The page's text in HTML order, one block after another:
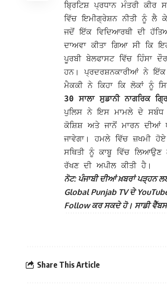
ਬ੍ਰਿਟਿਸ਼ ਪ੍ਰਧਾਨ ਮੰਤਰੀ ਕੀਰ
ਵਿੱਚ ਇਮੀਗ੍ਰੇਸ਼ਨ ਨੀਤੀ ਨੂੰ ਲੈ
ਜਦੋਂ ਇੱਕ ਵਿਦਿਆਰਥੀ ਦੀ
ਦਾਅਵਾ ਕੀਤਾ ਗਿਆ ਸੀ ਕਿ
ਪੂਰਬੀ ਬੇਲਫਾਸਟ ਵਿੱਚ ਹਿੰਸਾ
ਹਨ। ਪ੍ਰਦਰਸ਼ਨਕਾਰੀਆਂ ਨੇ
ਮੈਕਕੀ ਨੇ ਕਿਹਾ ਕਿ ਲੋਕਾਂ ਨੂੰ
30 ਸਾਲਾ ਸੁਡਾਨੀ ਨਾਗਰਿਕ
ਪੁਲਿਸ ਨੇ ਇਸ ਮਾਮਲੇ ਦੇ ਸਬੰਧ
ਕੋਸ਼ਿਸ਼ ਅਤੇ ਜਾਨੋਂ ਮਾਰਨ ਦੀਆਂ
ਜਾਵੇਗਾ। ਹਮਲੇ ਵਿੱਚ ਜ਼ਖਮੀ
ਸਥਿਤੀ ਨੂੰ ਕਾਬੂ ਵਿੱਚ
ਰੱਖਣ ਦੀ ਅਪੀਲ ਕੀਤੀ ਹੈ।
ਨੋਟ: ਪੰਜਾਬੀ ਦੀਆਂ ਖ਼ਬਰਾਂ ਪੜ੍ਹਨ
Global Punjab TV ਦੇ
Follow ਕਰ ਸਕਦੇ ਹੋ। ਸਾਡੀ
Share This Article